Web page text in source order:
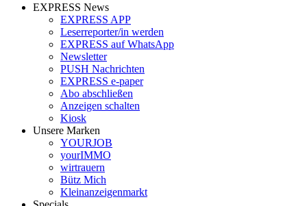
EXPRESS News
EXPRESS APP
Leserreporter/in werden
EXPRESS auf WhatsApp
Newsletter
PUSH Nachrichten
EXPRESS e-paper
Abo abschließen
Anzeigen schalten
Kiosk
Unsere Marken
YOURJOB
yourIMMO
wirtrauern
Bütz Mich
Kleinanzeigenmarkt